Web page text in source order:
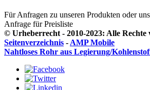
Für Anfragen zu unseren Produkten oder
Anfrage für Preisliste
© Urheberrecht - 2010-2023: Alle Rechte
Seitenverzeichnis - AMP Mobile
Nahtloses Rohr aus Legierung/